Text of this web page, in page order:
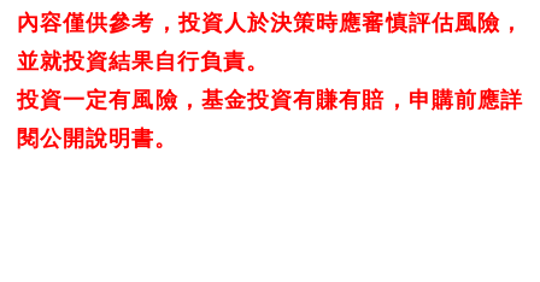
內容僅供參考，投資人於決策時應審慎評估風險，
並就投資結果自行負責。
投資一定有風險，基金投資有賺有賠，申購前應詳
閱公開說明書。